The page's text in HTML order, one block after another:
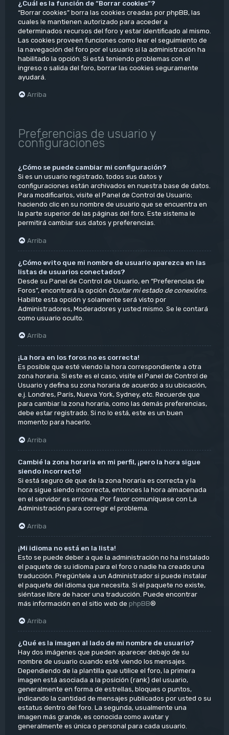
¿Cuál es la función de “Borrar cookies”?
“Borrar cookies” borra las cookies creadas por phpBB, las
cuales le mantienen autorizado para acceder a
determinados recursos del foro y estar identificado al mismo.
Las cookies proveen funciones como leer el seguimiento de
la navegación del foro por el usuario si la administración ha
habilitado la opción. Si está teniendo problemas con el
ingreso o salida del foro, borrar las cookies seguramente
ayudará.
Arriba
Preferencias de usuario y
configuraciones
¿Cómo se puede cambiar mi configuración?
Si es un usuario registrado, todos sus datos y
configuraciones están archivados en nuestra base de datos.
Para modificarlos, visite el Panel de Control de Usuario;
haciendo clic en su nombre de usuario que se encuentra en
la parte superior de las páginas del foro. Este sistema le
permitirá cambiar sus datos y preferencias.
Arriba
¿Cómo evito que mi nombre de usuario aparezca en las
listas de usuarios conectados?
Desde su Panel de Control de Usuario, en “Preferencias de
Foros”, encontrará la opción Ocultar mi estado de conexións.
Habilite esta opción y solamente será visto por
Administradores, Moderadores y usted mismo. Se le contará
como usuario oculto.
Arriba
¡La hora en los foros no es correcta!
Es posible que esté viendo la hora correspondiente a otra
zona horaria. Si este es el caso, visite el Panel de Control de
Usuario y defina su zona horaria de acuerdo a su ubicación,
e.j. Londres, París, Nueva York, Sydney, etc. Recuerde que
para cambiar la zona horaria, como las demás preferencias,
debe estar registrado. Si no lo está, este es un buen
momento para hacerlo.
Arriba
Cambié la zona horaria en mi perfil, ¡pero la hora sigue
siendo incorrecto!
Si está seguro de que de la zona horaria es correcta y la
hora sigue siendo incorrecta, entonces la hora almacenada
en el servidor es errónea. Por favor comuníquese con La
Administración para corregir el problema.
Arriba
¡Mi idioma no está en la lista!
Esto se puede deber a que la administración no ha instalado
el paquete de su idioma para el foro o nadie ha creado una
traducción. Pregúntele a un Administrador si puede instalar
el paquete del idioma que necesita. Si el paquete no existe,
siéntase libre de hacer una traducción. Puede encontrar
más información en el sitio web de phpBB®
Arriba
¿Qué es la imagen al lado de mi nombre de usuario?
Hay dos imágenes que pueden aparecer debajo de su
nombre de usuario cuando esté viendo los mensajes.
Dependiendo de la plantilla que utilice el foro, la primera
imagen está asociada a la posición (rank) del usuario,
generalmente en forma de estrellas, bloques o puntos,
indicando la cantidad de mensajes publicados por usted o su
estatus dentro del foro. La segunda, usualmente una
imagen más grande, es conocida como avatar y
generalmente es única o personal para cada usuario.